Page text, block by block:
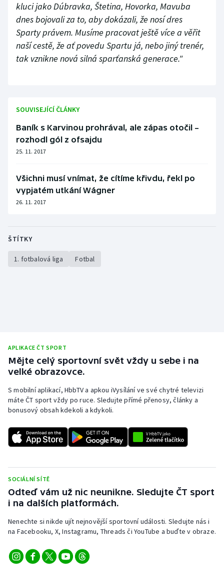
kluci jako Dúbravka, Štetina, Hovorka, Mavuba
dnes bojovali za to, aby dokázali, že nosí dres
Sparty právem. Musíme pracovat ještě více a věřit
naší cestě, že ať povedu Spartu já, nebo jiný trenér,
tak vznikne nová silná sparťanská generace."
SOUVISEJÍCÍ ČLÁNKY
Baník s Karvinou prohrával, ale zápas otočil –
rozhodl gól z ofsajdu
25. 11. 2017
Všichni musí vnímat, že cítíme křivdu, řekl po
vypjatém utkání Wágner
26. 11. 2017
ŠTÍTKY
1. fotbalová liga Fotbal
APLIKACE ČT SPORT
Mějte celý sportovní svět vždy u sebe i na
velké obrazovce.
S mobilní aplikací, HbbTV a apkou iVysílání ve své chytré televizi
máte ČT sport vždy po ruce. Sledujte přímé přenosy, články a
bonusový obsah kdekoli a kdykoli.
SOCIÁLNÍ SÍTĚ
Odteď vám už nic neunikne. Sledujte ČT sport
i na dalších platformách.
Nenechte si nikde ujít nejnovější sportovní události. Sledujte nás i
na Facebooku, X, Instagramu, Threads či YouTube a buďte v obraze.